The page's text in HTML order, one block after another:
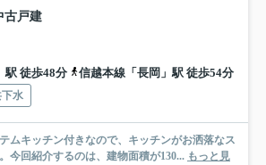
古戸建
駅 徒歩48分
信越本線「長岡」駅 徒歩54分
水
ムキッチン付きなので、キッチンがお洒落なス
今回紹介するのは、建物面積が130... もっと見